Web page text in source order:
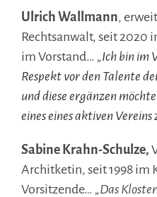
Ulrich Wallmann,
Rechtsanwalt, seit 2020
im Vorstand… „Ich bin im
Respekt vor den Talente
und diese ergänzen
eines eines aktiven
Sabine Krahn-Schulze,
Architketin, seit 1998 im
Vorsitzende… „Das